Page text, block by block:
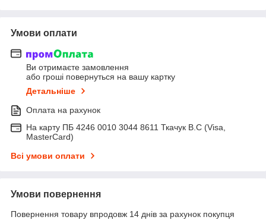
Умови оплати
Ви отримаєте замовлення
або гроші повернуться на вашу картку
Детальніше
Оплата на рахунок
На карту ПБ 4246 0010 3044 8611 Ткачук В.С (Visa,
MasterCard)
Всі умови оплати
Умови повернення
Повернення товару впродовж 14 днів за рахунок покупця